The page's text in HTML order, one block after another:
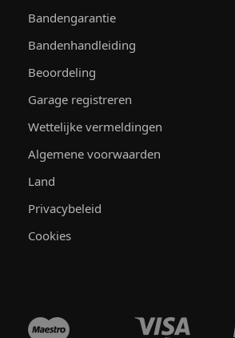
Bandengarantie
Bandenhandleiding
Beoordeling
Garage registreren
Wettelijke vermeldingen
Algemene voorwaarden
Land
Privacybeleid
Cookies